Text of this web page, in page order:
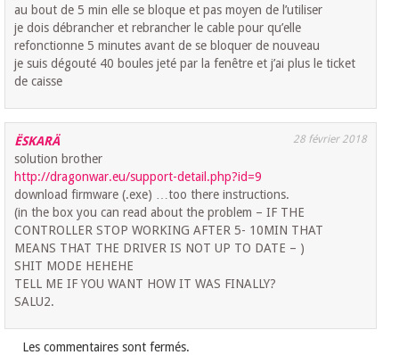
au bout de 5 min elle se bloque et pas moyen de l’utiliser
je dois débrancher et rebrancher le cable pour qu’elle
refonctionne 5 minutes avant de se bloquer de nouveau
je suis dégouté 40 boules jeté par la fenêtre et j’ai plus le ticket
de caisse
ËSKARÄ 28 février 2018
solution brother
http://dragonwar.eu/support-detail.php?id=9
download firmware (.exe) …too there instructions.
(in the box you can read about the problem – IF THE
CONTROLLER STOP WORKING AFTER 5- 10MIN THAT
MEANS THAT THE DRIVER IS NOT UP TO DATE – )
SHIT MODE HEHEHE
TELL ME IF YOU WANT HOW IT WAS FINALLY?
SALU2.
Les commentaires sont fermés.